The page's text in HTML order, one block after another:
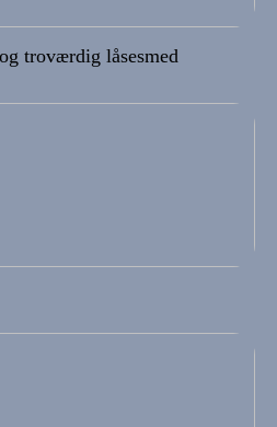
troværdig låsesmed